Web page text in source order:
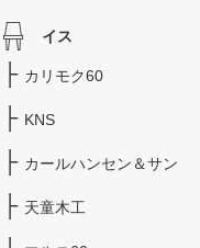
イス
カリモク60
KNS
カールハンセン＆サン
天童木工